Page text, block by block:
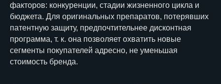
факторов: конкуренции, стадии жизненного цикла и
бюджета. Для оригинальных препаратов, потерявших
патентную защиту, предпочтительнее дисконтная
программа, т. к. она позволяет охватить новые
сегменты покупателей адресно, не уменьшая
стоимость бренда.